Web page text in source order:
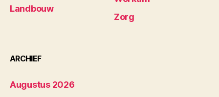
Landbouw
Zorg
ARCHIEF
Augustus 2026